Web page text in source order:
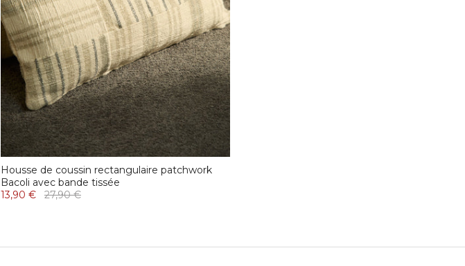
Housse de coussin rectangulaire patchwork
Bacoli avec bande tissée
13,90 €
27,90 €